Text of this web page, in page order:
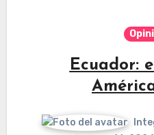
Ecuador: